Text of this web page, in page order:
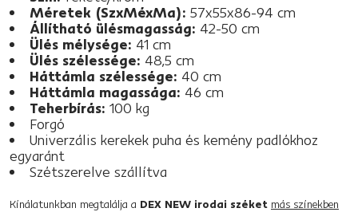
Méretek (SzxMéxMa): 57x55x86-94 cm
Állítható ülésmagasság: 42-50 cm
Ülés mélysége: 41 cm
Ülés szélessége: 48,5 cm
Háttámla szélessége: 40 cm
Háttámla magassága: 46 cm
Teherbírás: 100 kg
Forgó
Univerzális kerekek puha és kemény padlókhoz
egyaránt
Szétszerelve szállítva
Kínálatunkban megtalálja a DEX NEW irodai széket más színekben